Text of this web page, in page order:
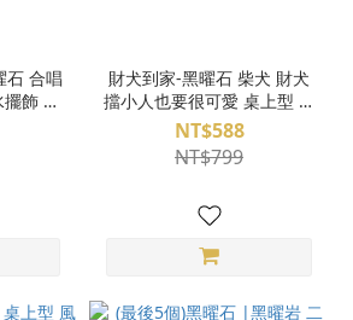
石 合唱
定
財犬到家-黑曜石 柴犬 財犬
擋小人也要很可愛 桌上型 風
水擺飾 狗 雕件 隨機出貨
Q24BA10-901
NT$588
NT$799